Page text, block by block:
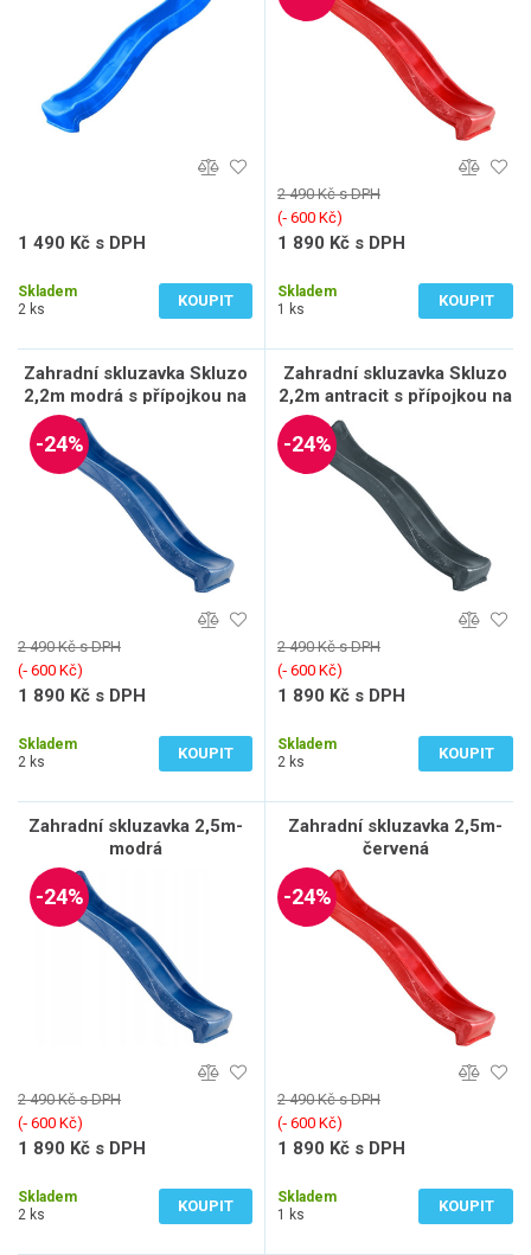
1 490 Kč s DPH
Skladem
2 ks
KOUPIT
2 490 Kč s DPH
(‐ 600 Kč)
1 890 Kč s DPH
Skladem
1 ks
KOUPIT
Zahradní skluzavka Skluzo
2,2m modrá s přípojkou na
-24%
2 490 Kč s DPH
(‐ 600 Kč)
1 890 Kč s DPH
Skladem
2 ks
KOUPIT
Zahradní skluzavka Skluzo
2,2m antracit s přípojkou na
-24%
2 490 Kč s DPH
(‐ 600 Kč)
1 890 Kč s DPH
Skladem
2 ks
KOUPIT
Zahradní skluzavka 2,5m-
modrá
-24%
2 490 Kč s DPH
(‐ 600 Kč)
1 890 Kč s DPH
Skladem
2 ks
KOUPIT
Zahradní skluzavka 2,5m-
červená
-24%
2 490 Kč s DPH
(‐ 600 Kč)
1 890 Kč s DPH
Skladem
1 ks
KOUPIT